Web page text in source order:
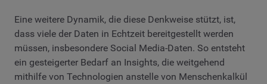
Eine weitere Dynamik, die diese Denkweise stützt, ist,
dass viele der Daten in Echtzeit bereitgestellt werden
müssen, insbesondere Social Media-Daten. So entsteht
ein gesteigerter Bedarf an Insights, die weitgehend
mithilfe von Technologien anstelle von Menschenkalkül